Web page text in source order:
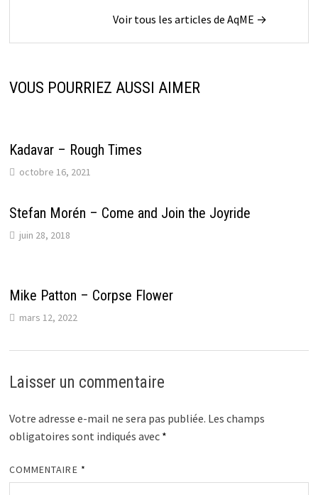
Voir tous les articles de AqME →
VOUS POURRIEZ AUSSI AIMER
Kadavar – Rough Times
octobre 16, 2021
Stefan Morén – Come and Join the Joyride
juin 28, 2018
Mike Patton – Corpse Flower
mars 12, 2022
Laisser un commentaire
Votre adresse e-mail ne sera pas publiée. Les champs
obligatoires sont indiqués avec *
COMMENTAIRE *